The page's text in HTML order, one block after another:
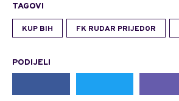
TAGOVI
KUP BIH FK RUDAR PRIJEDOR
PODIJELI